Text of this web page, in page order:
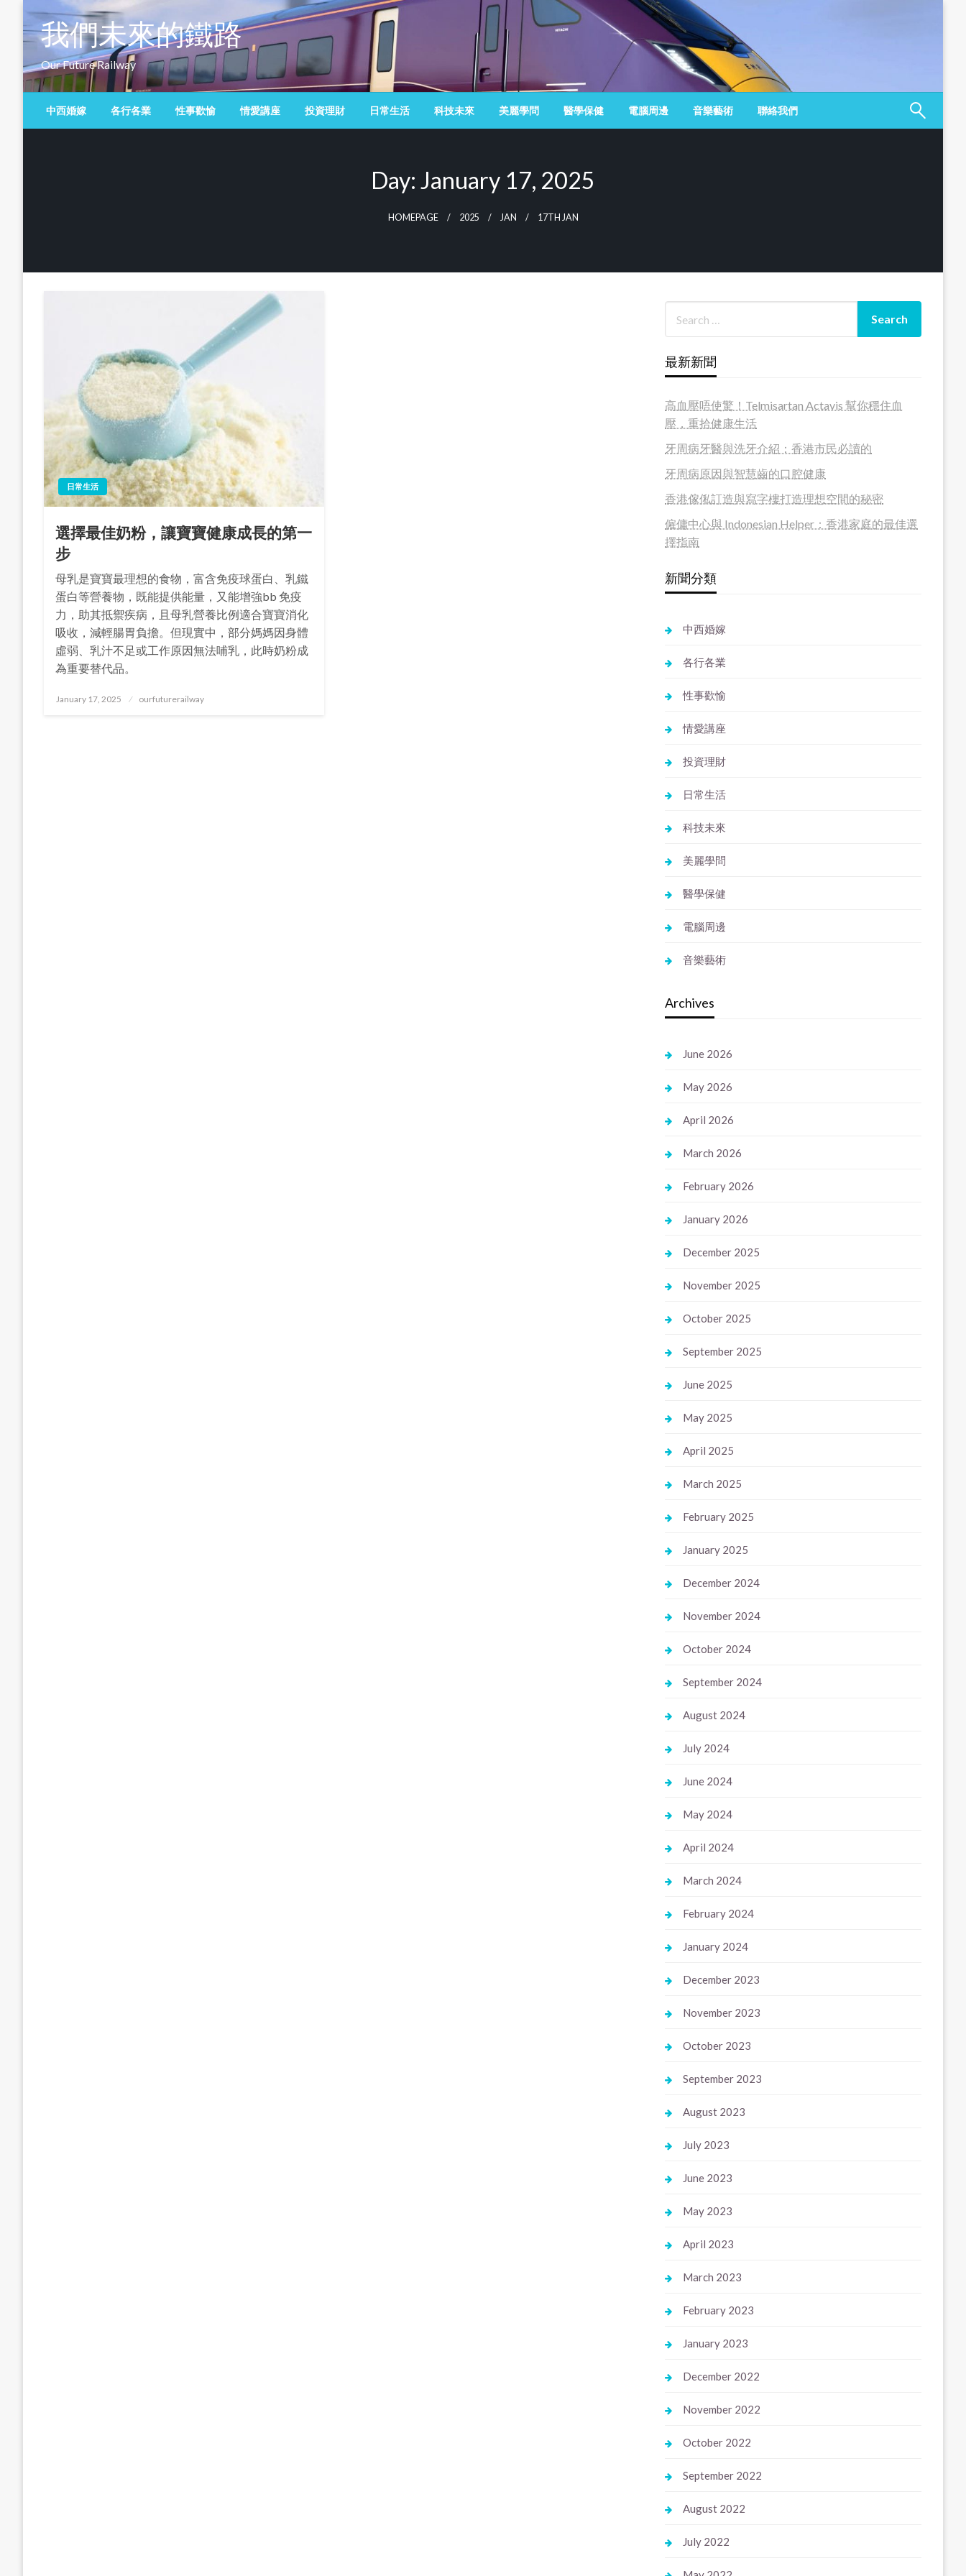
content
我們未來的鐵路
Our Future Railway
中西婚嫁 各行各業 性事歡愉 情愛講座 投資理財 日常生活 科技未來 美麗學問 醫學保健 電腦周邊 音樂藝術 聯絡我們
Day: January 17, 2025
HOMEPAGE 2025 JAN 17TH JAN
日常生活
選擇最佳奶粉，讓寶寶健康成長的第一
步
母乳是寶寶最理想的食物，富含免疫球蛋白、乳鐵
蛋白等營養物，既能提供能量，又能增強bb 免疫
力，助其抵禦疾病，且母乳營養比例適合寶寶消化
吸收，減輕腸胃負擔。但現實中，部分媽媽因身體
虛弱、乳汁不足或工作原因無法哺乳，此時奶粉成
為重要替代品。
Posted
January 17, 2025 ourfuturerailway
最新新聞
高血壓唔使驚！Telmisartan Actavis 幫你穩住血
壓，重拾健康生活
牙周病牙醫與洗牙介紹：香港市民必讀的
牙周病原因與智慧齒的口腔健康
香港傢俬訂造與寫字樓打造理想空間的秘密
僱傭中心與 Indonesian Helper：香港家庭的最佳選
擇指南
新聞分類
中西婚嫁
各行各業
性事歡愉
情愛講座
投資理財
日常生活
科技未來
美麗學問
醫學保健
電腦周邊
音樂藝術
Archives
June 2026
May 2026
April 2026
March 2026
February 2026
January 2026
December 2025
November 2025
October 2025
September 2025
June 2025
May 2025
April 2025
March 2025
February 2025
January 2025
December 2024
November 2024
October 2024
September 2024
August 2024
July 2024
June 2024
May 2024
April 2024
March 2024
February 2024
January 2024
December 2023
November 2023
October 2023
September 2023
August 2023
July 2023
June 2023
May 2023
April 2023
March 2023
February 2023
January 2023
December 2022
November 2022
October 2022
September 2022
August 2022
July 2022